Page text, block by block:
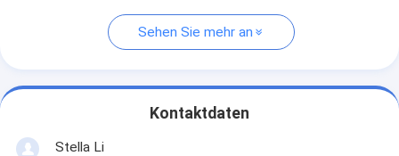
Sehen Sie mehr an
Kontaktdaten
Stella Li